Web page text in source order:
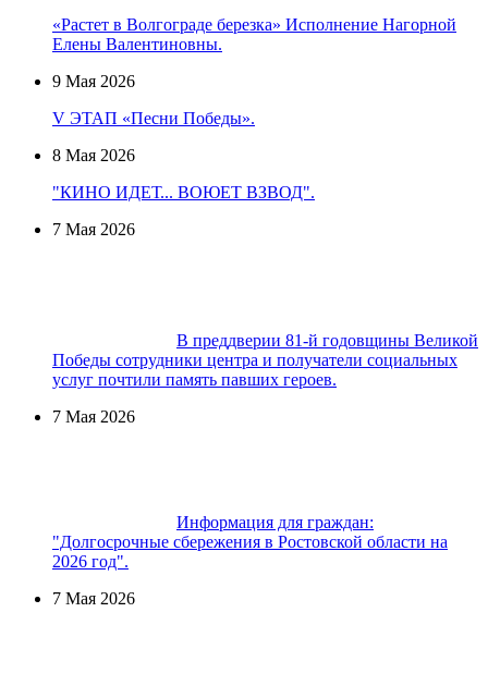
«Растет в Волгограде березка» Исполнение Нагорной
Елены Валентиновны.
9 Мая 2026
V ЭТАП «Песни Победы».
8 Мая 2026
"КИНО ИДЕТ... ВОЮЕТ ВЗВОД".
7 Мая 2026
В преддверии 81-й годовщины Великой
Победы сотрудники центра и получатели социальных
услуг почтили память павших героев.
7 Мая 2026
Информация для граждан:
"Долгосрочные сбережения в Ростовской области на
2026 год".
7 Мая 2026